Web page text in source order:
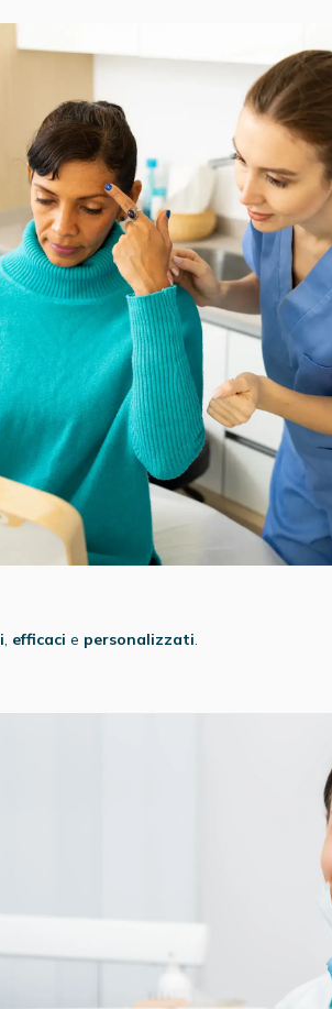
efficaci e personalizzati